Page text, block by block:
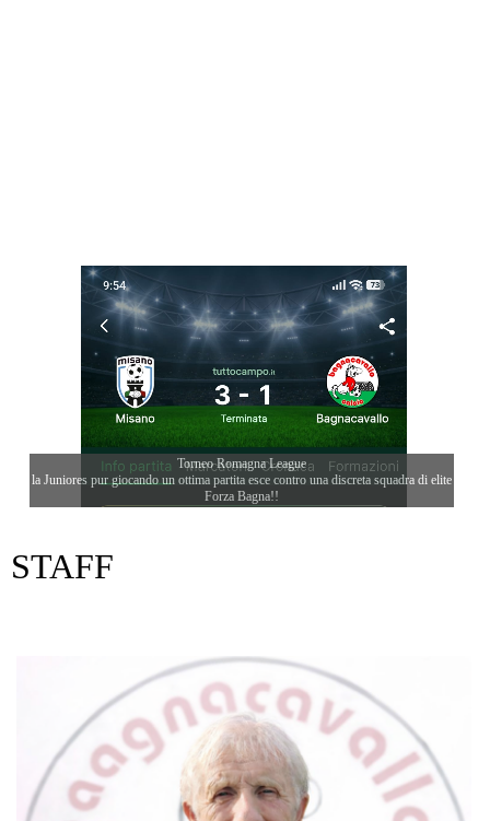
Torneo Romagna League
la Juniores pur giocando un ottima partita esce contro una discreta squadra di elite
Forza Bagna!!
STAFF